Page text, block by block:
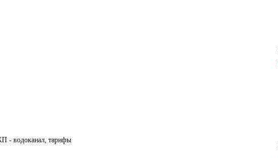
- водоканал,тарифы